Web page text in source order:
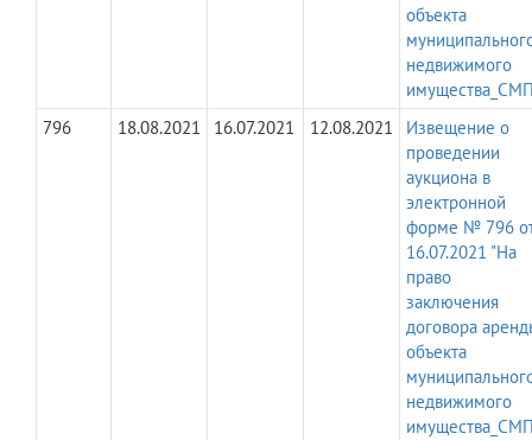
объекта
недвижимого
796
18.08.2021 16.07.2021 12.08.2021
Извещение о
проведении
аукциона в
электронной
форме № 796
16.07.2021 "На
право
заключения
договора
объекта
недвижимого